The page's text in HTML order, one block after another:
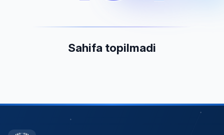
Sahifa topilmadi